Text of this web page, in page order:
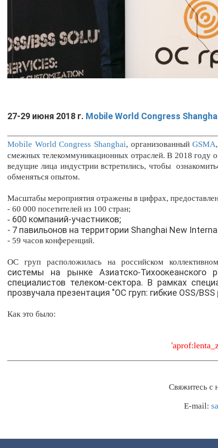
27-29 июня 2018 г. Mobile World Congress
Mobile World Congress Shanghai, организованныйGSMA,
смежных телекоммуникационных отраслей. В 2018 году
ведущие лица индустрии встретились, чтобы
обменяться опытом.
Масштабы мероприятия отражены в цифрах,
- 60 000 посетителей из 100 стран;
- 600 компаний-участников;
- 7 павильонов на территории Shanghai New
- 59 часов конференций.
ОС груп расположилась на российском
системы на рынке Азиатско-Тихоокеанского
специалистов телеком-сектора. В рамках
прозвучала презентация "ОС груп: гибкие OSS/
Как это было:
Свяжитесь с
E-mail: